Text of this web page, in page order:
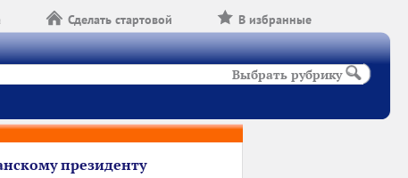
В избранные
Сделать стартовой
Выбрать рубрику
президенту